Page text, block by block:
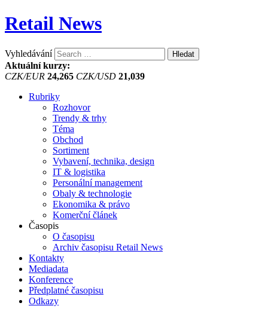
Retail News
Vyhledávání
Aktuální kurzy:
CZK/EUR 24,265 CZK/USD 21,039
Rubriky
Rozhovor
Trendy & trhy
Téma
Obchod
Sortiment
Vybavení, technika, design
IT & logistika
Personální management
Obaly & technologie
Ekonomika & právo
Komerční článek
Časopis
O časopisu
Archiv časopisu Retail News
Kontakty
Mediadata
Konference
Předplatné časopisu
Odkazy